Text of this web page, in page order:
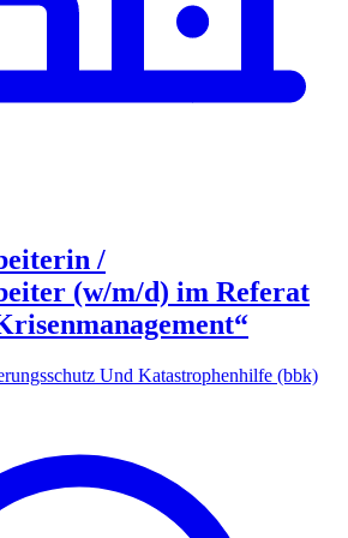
/
(w/m/d) im Referat
Und Katastrophenhilfe (bbk)